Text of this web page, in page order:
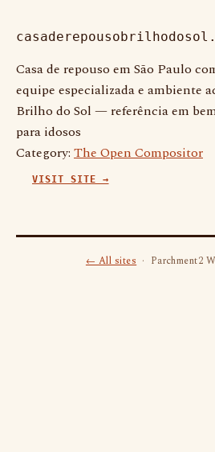
Casa de repouso em São Paulo
equipe especializada e ambiente
Brilho do Sol — referência em
para idosos
Category: The Open Compositor
VISIT SITE →
← All sites· Parchment2